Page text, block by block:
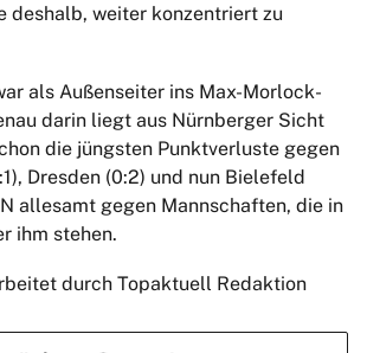
deshalb, weiter konzentriert zu
als Außenseiter ins Max-Morlock-
darin liegt aus Nürnberger Sicht
die jüngsten Punktverluste gegen
Dresden (0:2) und nun Bielefeld
allesamt gegen Mannschaften, die in
ihm stehen.
durch Topaktuell Redaktion